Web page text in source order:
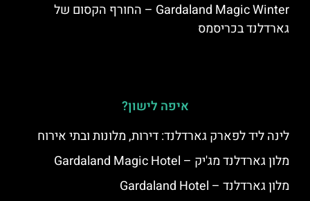
Gardaland Magic Winter – החורף הקסום של
גארדלנד בכריסמס
איפה לישון?
לינה ליד לפארק גארדלנד: דירות, מלונות ובתי אירוח
מלון גארדלנד מג'יק – Gardaland Magic Hotel
מלון גארדלנד – Gardaland Hotel